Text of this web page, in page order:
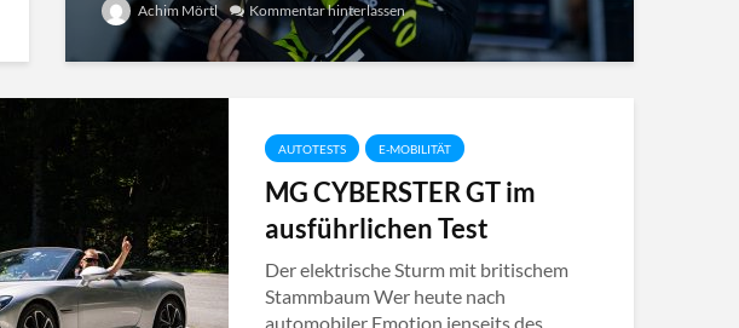
Achim Mörtl Kommentar hinterlassen
AUTOTESTS E-MOBILITÄT
MG CYBERSTER GT im
ausführlichen Test
Der elektrische Sturm mit britischem
Stammbaum Wer heute nach
automobiler Emotion jenseits des